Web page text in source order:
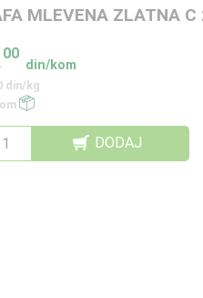
MLEVENA ZLATNA C
00
din/kom
din/kg
DODAJ